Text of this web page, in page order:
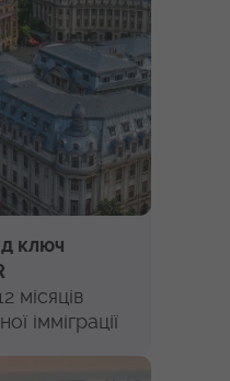
ключ
місяців
імміграції